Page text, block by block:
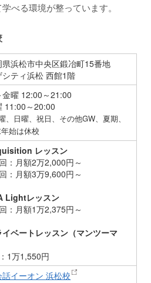
べる環境が整っています。
県浜松市中央区鍛冶町15番地
シティ浜松 西館1階
金曜 12:00～21:00
11:00～20:00
、日曜、祝日、その他GW、夏期、
始は休校
レッスン
：月額2万2,000円～
：月額3万9,600円～
Lightレッスン
：月額1万2,375円～
イベートレッスン（マンツーマ
1万1,550円
話イーオン 浜松校